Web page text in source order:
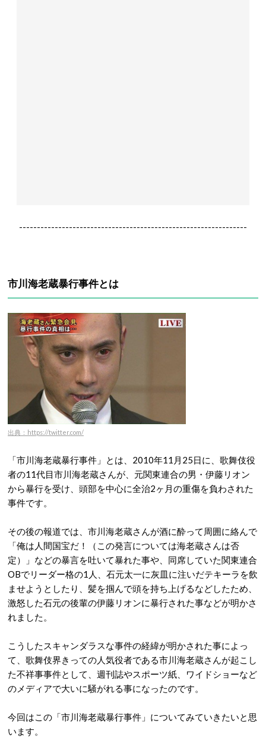
----------------------------------------------------------------
市川海老蔵暴行事件とは
出典：https://twitter.com/
「市川海老蔵暴行事件」とは、2010年11月25日に、歌舞伎役
者の11代目市川海老蔵さんが、元関東連合の男・伊藤リオン
から暴行を受け、頭部を中心に全治2ヶ月の重傷を負わされた
事件です。
その後の報道では、市川海老蔵さんが酒に酔って周囲に絡んで
「俺は人間国宝だ！（この発言については海老蔵さんは否
定）」などの暴言を吐いて暴れた事や、同席していた関東連合
OBでリーダー格の1人、石元太一に灰皿に注いだテキーラを飲
ませようとしたり、髪を掴んで頭を持ち上げるなどしたため、
激怒した石元の後輩の伊藤リオンに暴行された事などが明かさ
れました。
こうしたスキャンダラスな事件の経緯が明かされた事によっ
て、歌舞伎界きっての人気役者である市川海老蔵さんが起こし
た不祥事事件として、週刊誌やスポーツ紙、ワイドショーなど
のメディアで大いに騒がれる事になったのです。
今回はこの「市川海老蔵暴行事件」についてみていきたいと思
います。